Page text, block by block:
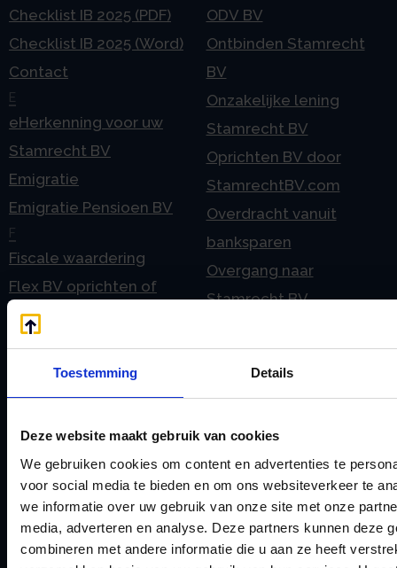
Toestemming Details
Deze website maakt gebruik van cookies
We gebruiken cookies om content en advertenties te
voor social media te bieden en om ons websiteverkeer te
we informatie over uw gebruik van onze site met onze
media, adverteren en analyse. Deze partners kunnen deze
combineren met andere informatie die u aan ze heeft
Checklist IB 2025 (PDF)
Checklist IB 2025 (Word)
Contact
E
eHerkenning voor uw
Stamrecht BV
Emigratie
Emigratie Pensioen BV
F
Fiscale waardering
Flex BV oprichten of
omzetten
Geleidebiljet jaarstukken
2023
Geleidebiljet jaarstukken
2025
Handleiding aanleveren
ODV BV
Ontbinden Stamrecht
BV
Onzakelijke lening
Stamrecht BV
Oprichten BV door
StamrechtBV.com
Overdracht vanuit
banksparen
Overgang naar
Stamrecht BV
Pensioen BV
Pensioen BV bij
Pensioen BV en
echtscheiding
Pensioen in de
jaarrekening
Prijslijst